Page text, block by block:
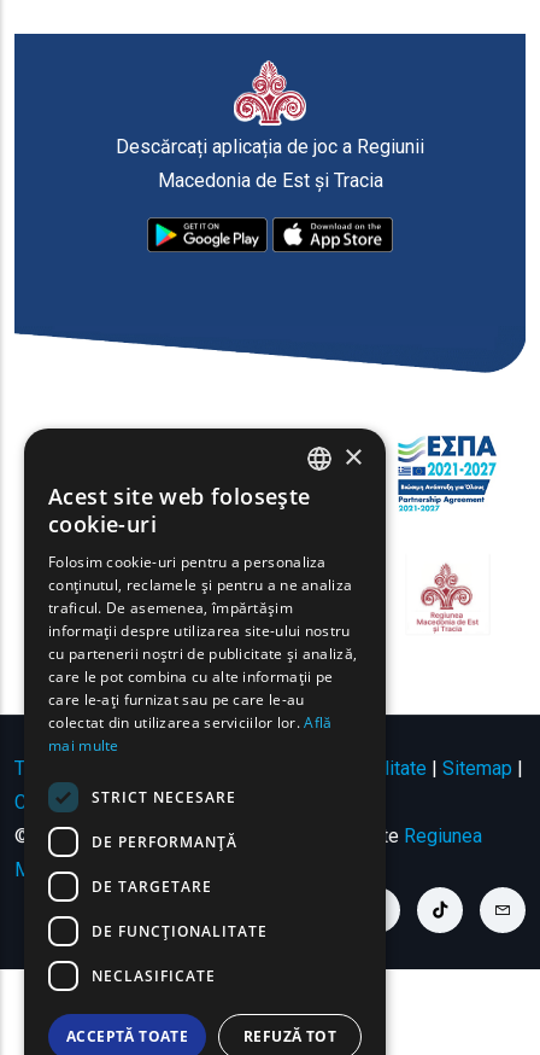
Descărcați aplicația de joc a Regiunii
Macedonia de Est și Tracia
Termeni de utilizare | Politica de confidențialitate | Sitemap |
Contact
© Copyright 2024 - Toate drepturile rezervate Regiunea
Macedonia de Est și Tracia
linkedin linkinstagram link
tiktok link
ENGLISH
FRENCH
BULGARIAN
GERMAN
ROMANIAN
×
Acest site web folosește
cookie-uri
Folosim cookie-uri pentru a personaliza
conținutul, reclamele și pentru a ne analiza
traficul. De asemenea, împărtășim
informații despre utilizarea site-ului nostru
cu partenerii noștri de publicitate și analiză,
care le pot combina cu alte informații pe
care le-ați furnizat sau pe care le-au
colectat din utilizarea serviciilor lor.Află
mai multe
STRICT NECESARE
DE PERFORMANȚĂ
DE TARGETARE
DE FUNCŢIONALITATE
NECLASIFICATE
ACCEPTĂ TOATE REFUZĂ TOT